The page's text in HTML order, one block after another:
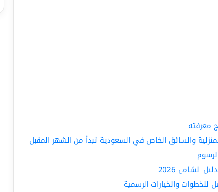
معرفته
والسائق الخاص في السعودية تبدأ من الشهر المقبل
الشامل 2026
والخيارات الرسمية